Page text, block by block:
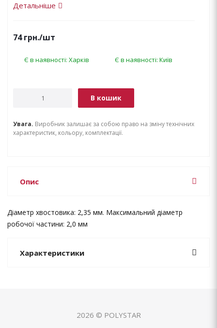
Детальніше
74грн./шт
Є в наявності: Харків Є в наявності: Київ
В кошик
Увага. Виробник залишає за собою право на зміну технічних
характеристик, кольору, комплектації.
Опис
Діаметр хвостовика: 2,35 мм. Максимальний діаметр
робочої частини: 2,0 мм
Характеристики
2026 © POLYSTAR